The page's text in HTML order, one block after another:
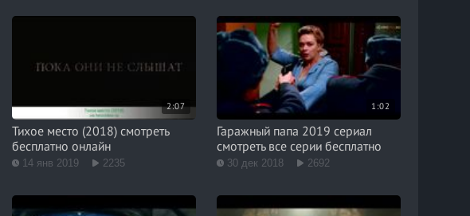
2:07
Тихое место (2018) смотреть
бесплатно онлайн
14 янв 2019 2235
1:02
Гаражный папа 2019 сериал
смотреть все серии бесплатно
30 дек 2018 2692